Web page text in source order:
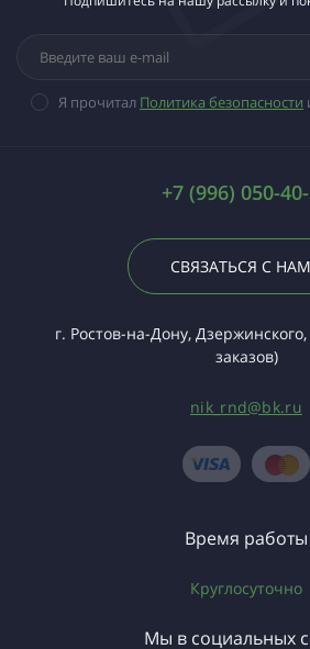
Я прочитал Политика безопасности
+7 (996) 050-
СВЯЗАТЬСЯ С
г. Ростов-на-Дону,
заказов)
nik_rnd@bk.ru
Время работы
Круглосуточно
Мы в социальных